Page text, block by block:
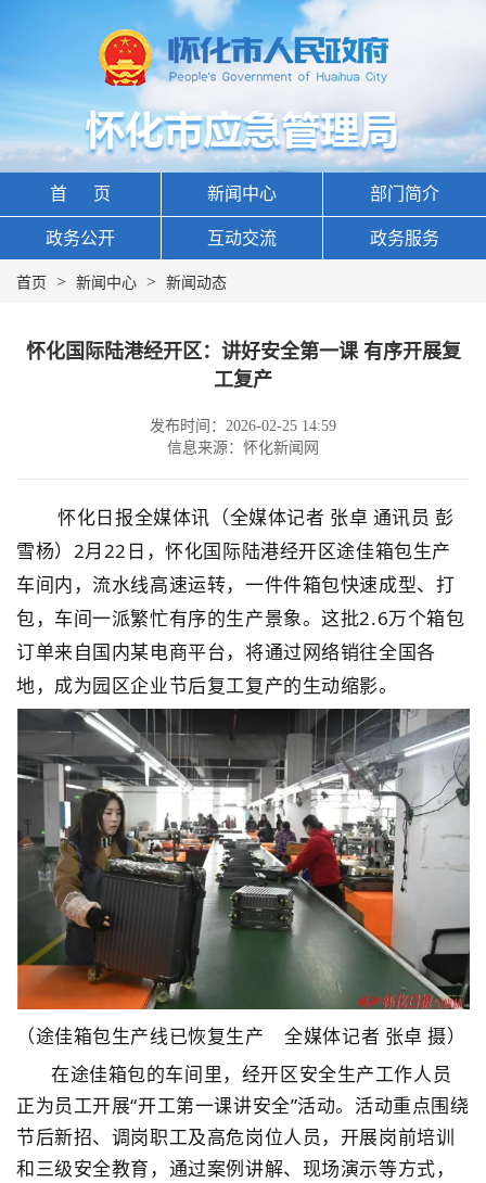
首 页 新闻中心 部门简介
政务公开 互动交流 政务服务
首页 > 新闻中心 > 新闻动态
怀化国际陆港经开区：讲好安全第一课 有序开展复
工复产
发布时间：2026-02-25 14:59
信息来源：怀化新闻网
怀化日报全媒体讯 （全媒体记者 张卓 通讯员 彭
雪杨） 2月22日，怀化国际陆港经开区途佳箱包生产
车间内，流水线高速运转，一件件箱包快速成型、打
包，车间一派繁忙有序的生产景象。这批2.6万个箱包
订单来自国内某电商平台，将通过网络销往全国各
地，成为园区企业节后复工复产的生动缩影。
（途佳箱包生产线已恢复生产 全媒体记者 张卓 摄）
在途佳箱包的车间里，经开区安全生产工作人员
正为员工开展“开工第一课讲安全”活动。活动重点围绕
节后新招、调岗职工及高危岗位人员，开展岗前培训
和三级安全教育，通过案例讲解、现场演示等方式，